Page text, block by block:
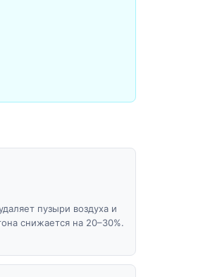
пузыри воздуха и
снижается на 20–30%.